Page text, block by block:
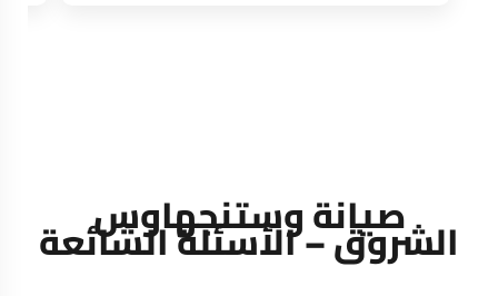
صيانة وستنجهاوس
الشروق – الأسئلة الشائعة